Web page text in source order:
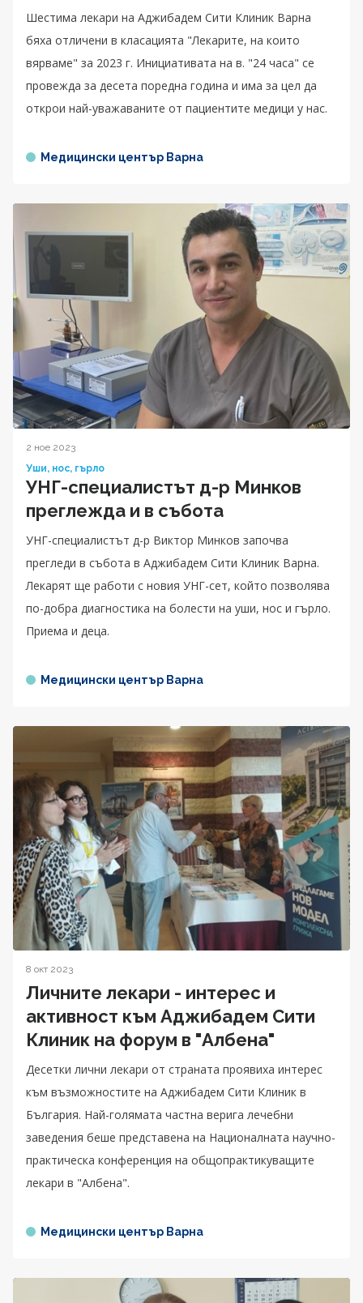
Шестима лекари на Аджибадем Сити Клиник Варна
бяха отличени в класацията "Лекарите, на които
вярваме" за 2023 г. Инициативата на в. "24 часа" се
провежда за десета поредна година и има за цел да
открои най-уважаваните от пациентите медици у нас.
Медицински център Варна
2 ное 2023
Уши, нос, гърло
УНГ-специалистът д-р Минков
преглежда и в събота
УНГ-специалистът д-р Виктор Минков започва
прегледи в събота в Аджибадем Сити Клиник Варна.
Лекарят ще работи с новия УНГ-сет, който позволява
по-добра диагностика на болести на уши, нос и гърло.
Приема и деца.
Медицински център Варна
8 окт 2023
Личните лекари - интерес и
активност към Аджибадем Сити
Клиник на форум в "Албена"
Десетки лични лекари от страната проявиха интерес
към възможностите на Аджибадем Сити Клиник в
България. Най-голямата частна верига лечебни
заведения беше представена на Националната научно-
практическа конференция на общопрактикуващите
лекари в "Албена".
Медицински център Варна